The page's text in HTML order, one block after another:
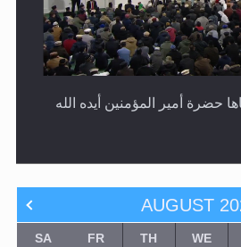
حضرة أمير المؤمنين أيده الله
AUGUST
WE
TH
FR
SA